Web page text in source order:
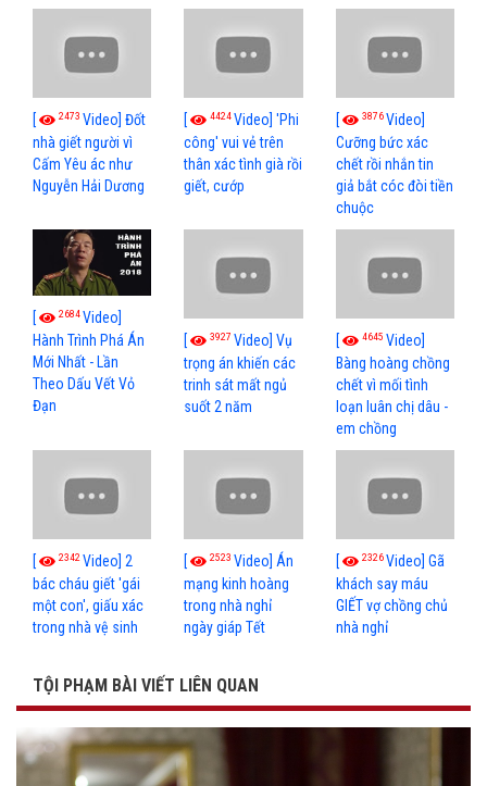
[ 2473 Video] Đốt
nhà giết người vì
Cấm Yêu ác như
Nguyễn Hải Dương
[ 4424Video] 'Phi
công' vui vẻ trên
thân xác tình già rồi
giết, cướp
[ 3876Video]
Cưỡng bức xác
chết rồi nhắn tin
giả bắt cóc đòi tiền
chuộc
[ 2684Video]
Hành Trình Phá Án
Mới Nhất - Lần
Theo Dấu Vết Vỏ
Đạn
[ 3927Video] Vụ
trọng án khiến các
trinh sát mất ngủ
suốt 2 năm
[ 4645 Video]
Bàng hoàng chồng
chết vì mối tình
loạn luân chị dâu -
em chồng
[ 2342 Video] 2
bác cháu giết 'gái
một con', giấu xác
trong nhà vệ sinh
[ 2523Video] Án
mạng kinh hoàng
trong nhà nghỉ
ngày giáp Tết
[ 2326Video] Gã
khách say máu
GIẾT vợ chồng chủ
nhà nghỉ
TỘI PHẠM BÀI VIẾT LIÊN QUAN